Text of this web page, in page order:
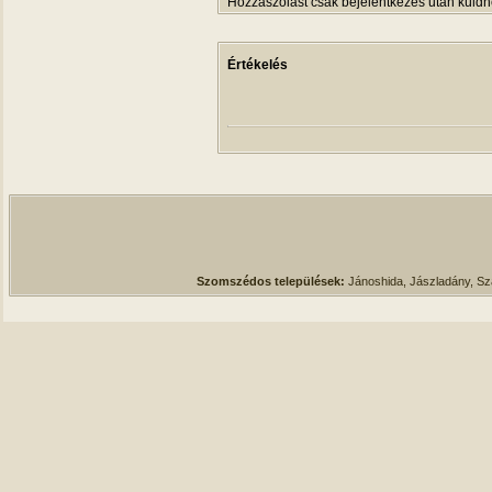
Értékelés
Szomszédos települések: Jánoshida, Jászladány,